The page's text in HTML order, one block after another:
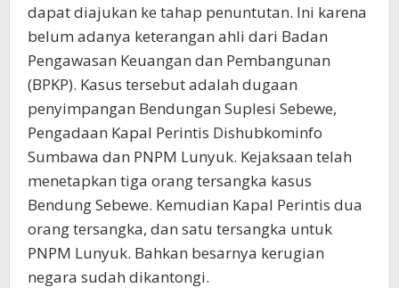
dapat diajukan ke tahap penuntutan. Ini karena
belum adanya keterangan ahli dari Badan
Pengawasan Keuangan dan Pembangunan
(BPKP). Kasus tersebut adalah dugaan
penyimpangan Bendungan Suplesi Sebewe,
Pengadaan Kapal Perintis Dishubkominfo
Sumbawa dan PNPM Lunyuk. Kejaksaan telah
menetapkan tiga orang tersangka kasus
Bendung Sebewe. Kemudian Kapal Perintis dua
orang tersangka, dan satu tersangka untuk
PNPM Lunyuk. Bahkan besarnya kerugian
negara sudah dikantongi.